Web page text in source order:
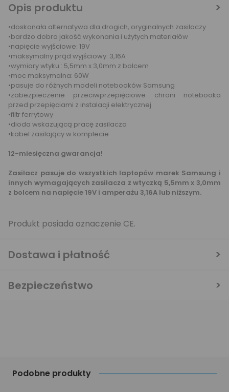
Podobne produkty
Opis produktu
•doskonała alternatywa dla drogich, oryginalnych zasilaczy
•bardzo dobra jakość wykonania i użytych materiałów
•napięcie wyjściowe: 19V
•maksymalny prąd wyjściowy: 3,16A
•wymiary wtyku : 5,5mm x 3,0mm z bolcem
•moc maksymalna: 60W
•pasuje do różnych modeli notebooków Samsung
•zabezpieczenie przeciwprzepięciowe chroni notebooka
przed przepięciami z instalacji elektrycznej
•filtr ferrytowy
•dioda wskazującą pracę zasilacza
•kabel zasilający w komplecie
12-miesięczna gwarancja!
Zasilacz pasuje do wszystkich laptopów marek Samsung i
innych wymagających zasilacza z wtyczką 5,5mm x 3,0mm
z bolcem na napięcie 19V i amperażu 3,16A lub niższym.
Produkt posiada oznaczenie CE.
Dostawa i płatność
Bezpieczeństwo